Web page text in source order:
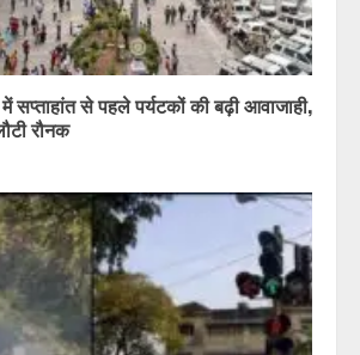
सप्ताहांत से पहले पर्यटकों की बढ़ी आवाजाही,
रौनक